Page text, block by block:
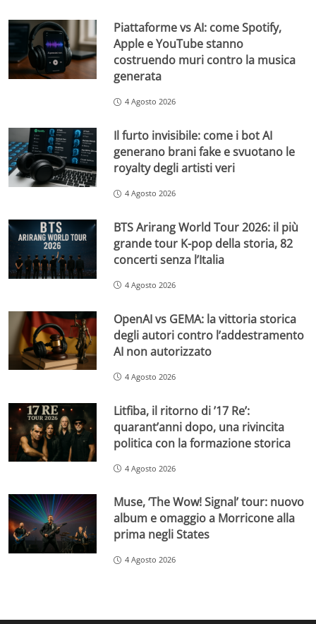
Piattaforme vs AI: come Spotify,
Apple e YouTube stanno
costruendo muri contro la musica
generata
4 Agosto 2026
Il furto invisibile: come i bot AI
generano brani fake e svuotano le
royalty degli artisti veri
4 Agosto 2026
BTS Arirang World Tour 2026: il più
grande tour K-pop della storia, 82
concerti senza l’Italia
4 Agosto 2026
OpenAI vs GEMA: la vittoria storica
degli autori contro l’addestramento
AI non autorizzato
4 Agosto 2026
Litfiba, il ritorno di ’17 Re’:
quarant’anni dopo, una rivincita
politica con la formazione storica
4 Agosto 2026
Muse, ‘The Wow! Signal’ tour: nuovo
album e omaggio a Morricone alla
prima negli States
4 Agosto 2026